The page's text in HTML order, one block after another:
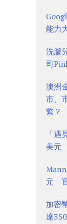
能力
洗腦
司
澳洲
市、
繫？
「
美元
元 官
加密
達